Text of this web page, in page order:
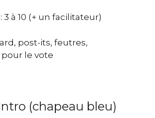
3 à 10 (+ un facilitateur)
post-its, feutres,
le vote
(chapeau bleu)